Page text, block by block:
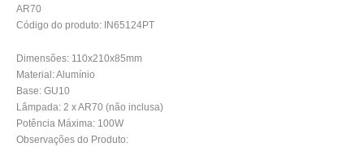
AR70
Código do produto: IN65124PT
Dimensões: 110x210x85mm
Material: Alumínio
Base: GU10
Lâmpada: 2 x AR70 (não inclusa)
Potência Máxima: 100W
Observações do Produto: